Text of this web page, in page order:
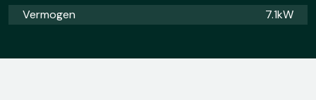
Vermogen
7.1kW